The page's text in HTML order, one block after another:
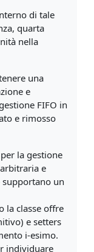
di tale
quarta
nella
una
e
FIFO in
e rimosso
la gestione
e
un
la classe offre
e setters
i-esimo.
individuare